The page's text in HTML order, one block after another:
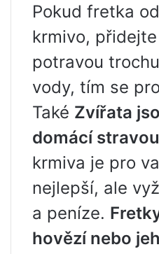
Pokud fretka
krmivo,
potravou
vody, tím se
Také Zvířata
domácí
krmiva je pro
nejlepší, ale
a peníze.
hovězí nebo